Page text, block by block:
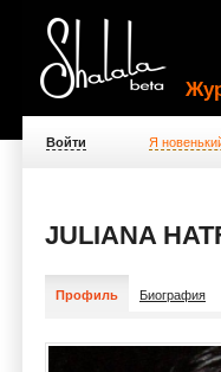
Войти Я
JULIANA
Профиль Биография